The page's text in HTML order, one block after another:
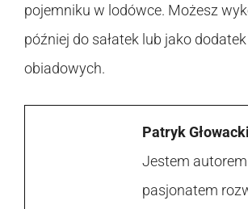
pojemniku w lodówce. Możesz
później do sałatek lub jako
obiadowych.
Patryk Głowacki
Jestem
pasjonatem